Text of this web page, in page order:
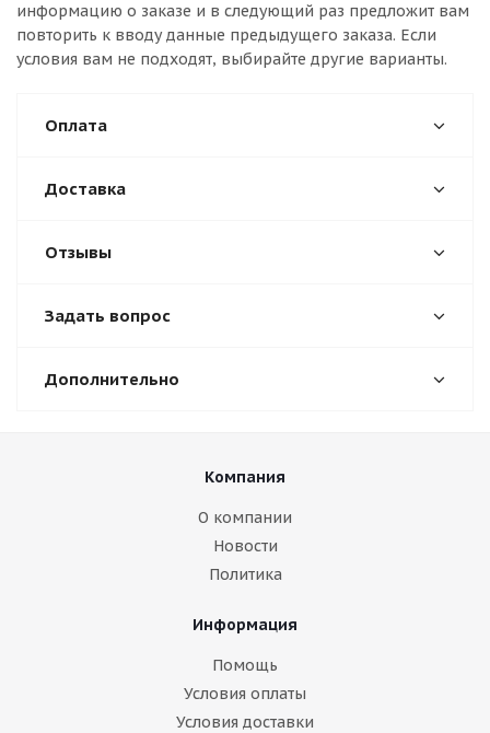
информацию о заказе и в следующий раз предложит вам
повторить к вводу данные предыдущего заказа. Если
условия вам не подходят, выбирайте другие варианты.
Оплата
Доставка
Отзывы
Задать вопрос
Дополнительно
Компания
О компании
Новости
Политика
Информация
Помощь
Условия оплаты
Условия доставки